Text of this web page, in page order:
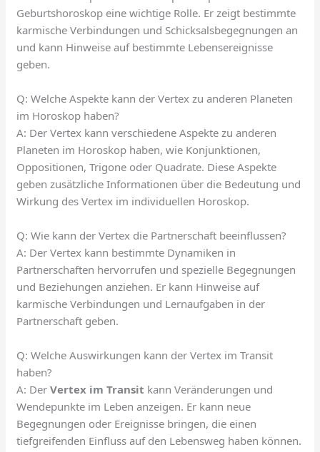
Geburtshoroskop eine wichtige Rolle. Er zeigt bestimmte
karmische Verbindungen und Schicksalsbegegnungen an
und kann Hinweise auf bestimmte Lebensereignisse
geben.
Q: Welche Aspekte kann der Vertex zu anderen Planeten
im Horoskop haben?
A: Der Vertex kann verschiedene Aspekte zu anderen
Planeten im Horoskop haben, wie Konjunktionen,
Oppositionen, Trigone oder Quadrate. Diese Aspekte
geben zusätzliche Informationen über die Bedeutung und
Wirkung des Vertex im individuellen Horoskop.
Q: Wie kann der Vertex die Partnerschaft beeinflussen?
A: Der Vertex kann bestimmte Dynamiken in
Partnerschaften hervorrufen und spezielle Begegnungen
und Beziehungen anziehen. Er kann Hinweise auf
karmische Verbindungen und Lernaufgaben in der
Partnerschaft geben.
Q: Welche Auswirkungen kann der Vertex im Transit
haben?
A: DerVertex im Transit kann Veränderungen und
Wendepunkte im Leben anzeigen. Er kann neue
Begegnungen oder Ereignisse bringen, die einen
tiefgreifenden Einfluss auf den Lebensweg haben können.